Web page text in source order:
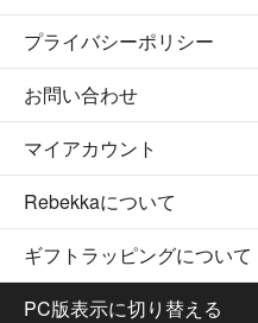
プライバシーポリシー
お問い合わせ
マイアカウント
Rebekkaについて
ギフトラッピングについて
PC版表示に切り替える